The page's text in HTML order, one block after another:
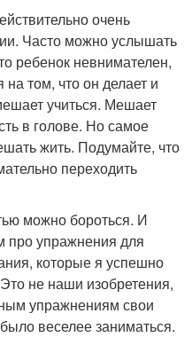
очень
Часто можно услышать
ребенок невнимателен,
на том, что он делает и
учиться. Мешает
в голове. Но самое
жить. Подумайте, что
переходить
можно бороться. И
про упражнения для
которые я успешно
не наши изобретения,
упражнениям свои
веселее заниматься.